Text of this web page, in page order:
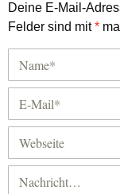
Deine E-Mail-
Felder sind mit*